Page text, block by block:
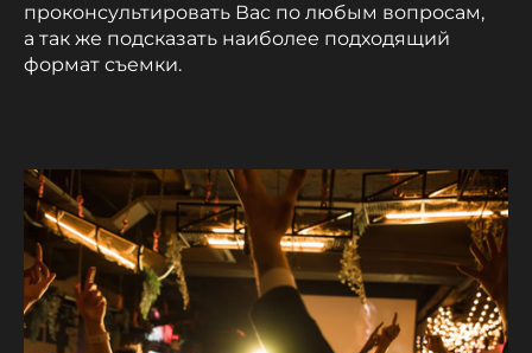
проконсультировать Вас по любым вопросам,
а так же подсказать наиболее подходящий
формат съемки.